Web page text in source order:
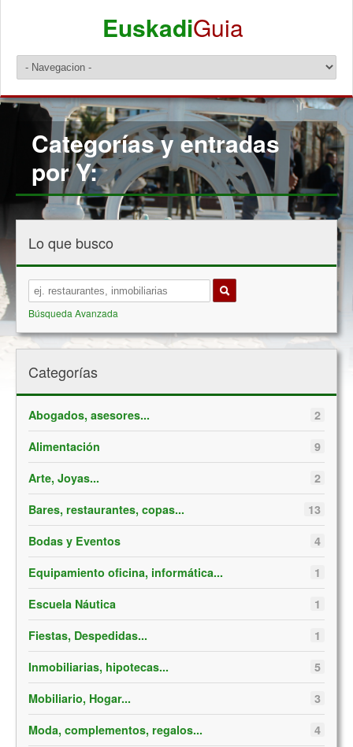
EuskadiGuia
Categorías y entradas
por Y:
Lo que busco
Búsqueda Avanzada
Categorías
Abogados, asesores...
2
Alimentación
9
Arte, Joyas...
2
Bares, restaurantes, copas...
13
Bodas y Eventos
4
Equipamiento oficina, informática...
1
Escuela Náutica
1
Fiestas, Despedidas...
1
Inmobiliarias, hipotecas...
5
Mobiliario, Hogar...
3
Moda, complementos, regalos...
4